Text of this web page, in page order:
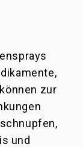
zur
und